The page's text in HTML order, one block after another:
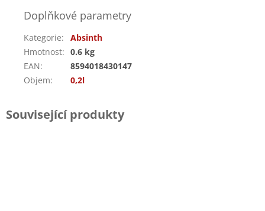
Doplňkové parametry
Kategorie:
Absinth
Hmotnost: 0.6 kg
EAN:
8594018430147
Objem: 0,2l
Související produkty